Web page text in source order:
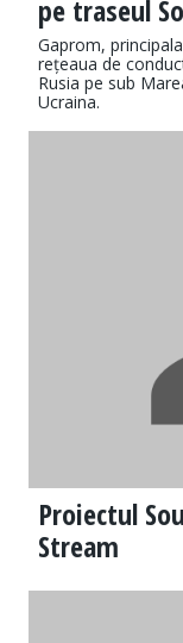
pe traseul
Gaprom,
rețeaua de
Rusia pe sub
Ucraina.
Proiectul
Stream